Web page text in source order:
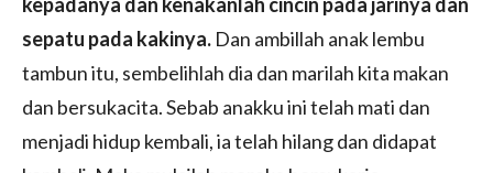
sepatu pada kakinya. Dan ambillah anak lembu
tambun itu, sembelihlah dia dan marilah kita makan
dan bersukacita. Sebab anakku ini telah mati dan
menjadi hidup kembali, ia telah hilang dan didapat